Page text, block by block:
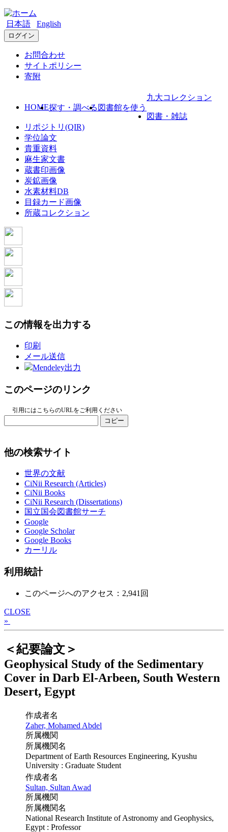
日本語 English
ログイン
お問合わせ
サイトポリシー
寄附
HOME探す・調べる 図書館を使う
九大コレクション
図書・雑誌
リポジトリ(QIR)
学位論文
貴重資料
麻生家文書
蔵書印画像
炭鉱画像
水素材料DB
目録カード画像
所蔵コレクション
この情報を出力する
印刷
メール送信
Mendeley出力
このページのリンク
引用にはこちらのURLをご利用ください
コピー
他の検索サイト
世界の文献
CiNii Research (Articles)
CiNii Books
CiNii Research (Dissertations)
国立国会図書館サーチ
Google
Google Scholar
Google Books
カーリル
利用統計
このページへのアクセス：2,941回
CLOSE
»
＜紀要論文＞
Geophysical Study of the Sedimentary
Cover in Darb El-Arbeen, South Western
Desert, Egypt
作成者名
Zaher, Mohamed Abdel
所属機関
所属機関名
Department of Earth Resources Engineering, Kyushu
University : Graduate Student
作成者名
Sultan, Sultan Awad
所属機関
所属機関名
National Research Institute of Astronomy and Geophysics,
Egypt : Professor